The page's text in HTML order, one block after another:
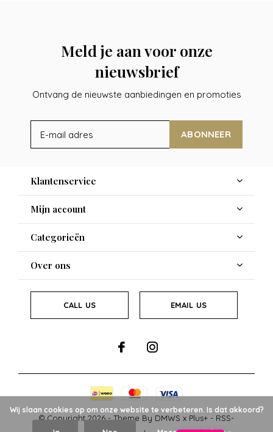
Meld je aan voor onze
nieuwsbrief
Ontvang de nieuwste aanbiedingen en promoties
ABONNEER
Klantenservice
Mijn account
Categorieën
Over ons
CALL US EMAIL US
© Copyright2026- Theme By DMWS x Plus+ - RSS-
Wij slaan cookies op om onze website te verbeteren. Is dat akkoord?